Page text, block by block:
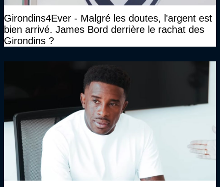
Girondins4Ever - Malgré les doutes, l'argent est
bien arrivé. James Bord derrière le rachat des
Girondins ?